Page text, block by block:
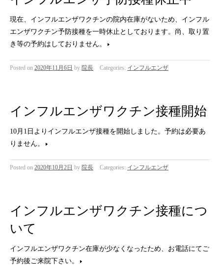
現在、インフルエンザワクチンの院内在庫がないため、インフル
エンザワクチン予防接種を一時休止としております。尚、取り置
き等の予約はしておりません。
Posted on 2020年11月6日 by 院長 Categories: インフルエンザ
インフルエンザワクチン接種開始
10月1日よりインフルエンザ接種を開始しました。予約は必要あ
りません。
Posted on 2020年10月2日 by 院長 Categories: インフルエンザ
インフルエンザワクチン接種につ
いて
インフルエンザワクチン在庫が少なくなったため、お電話にてご
予約後ご来院下さい。